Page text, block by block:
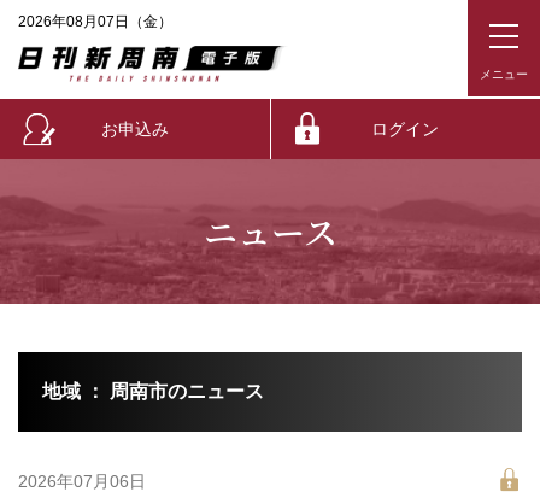
2026年08月07日（金）
お申込み ログイン
ニュース
地域 ： 周南市のニュース
2026年07月06日